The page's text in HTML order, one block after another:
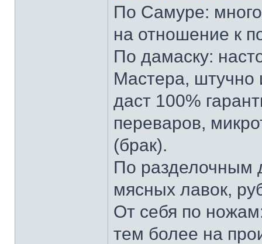
По Самуре: много
на отношение к
По дамаску:
Мастера, штучно
даст 100%
переваров,
(брак).
По разделочным
мясных лавок,
От себя по
тем более на